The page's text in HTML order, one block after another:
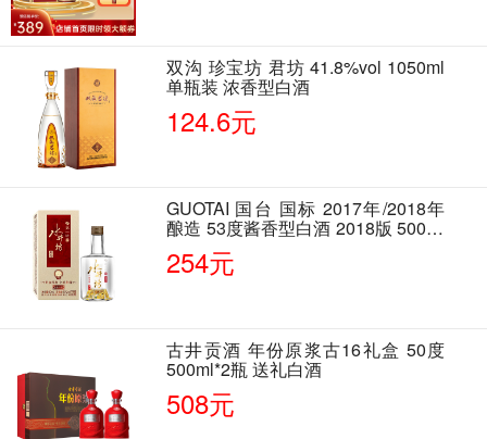
双沟 珍宝坊 君坊 41.8%vol 1050ml
单瓶装 浓香型白酒
124.6元
GUOTAI 国台 国标 2017年/2018年
酿造 53度酱香型白酒 2018版 500ml
单瓶装
254元
古井贡酒 年份原浆古16礼盒 50度
500ml*2瓶 送礼白酒
508元